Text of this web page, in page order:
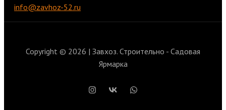
info@zavhoz-52.ru
Copyright © 2026 | Завхоз. Строительно - Садовая
Ярмарка